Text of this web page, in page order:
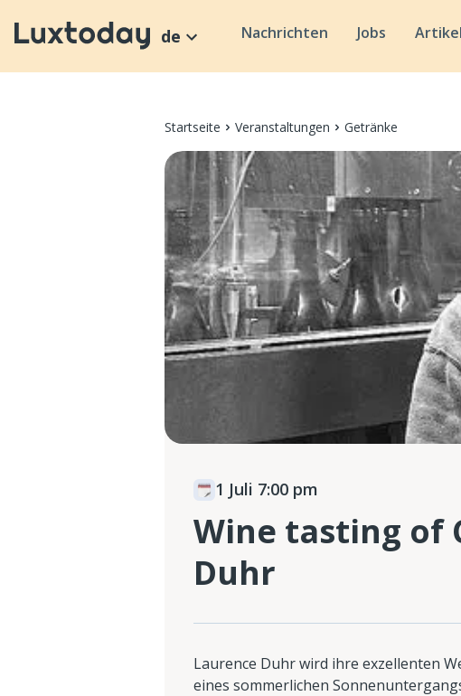
de Nachrichten Jobs Artikel
Startseite Veranstaltungen Getränke
1 Juli 7:00 pm
Wine tasting of
Duhr
Laurence Duhr wird ihre exzellenten
eines sommerlichen